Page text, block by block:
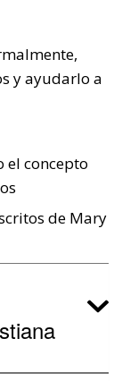
y ayudarlo a
el concepto
de Mary